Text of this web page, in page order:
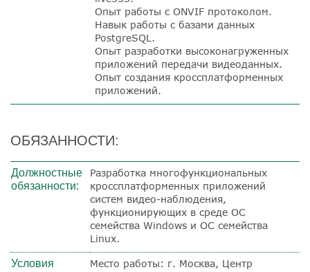
Опыт работы с ONVIF протоколом.
Навык работы с базами данных
PostgreSQL.
Опыт разработки высоконагруженных
приложений передачи видеоданных.
Опыт создания кроссплатформенных
приложений.
ОБЯЗАННОСТИ:
Должностные
обязанности:
Разработка многофункциональных
кроссплатформенных приложений
систем видео-наблюдения,
функционирующих в среде ОС
семейства Windows и ОС семейства
Linux.
Условия
Место работы: г. Москва, Центр